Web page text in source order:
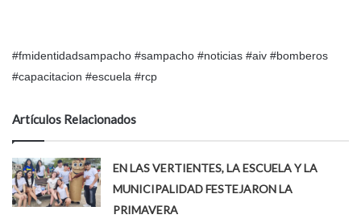
#fmidentidadsampacho #sampacho #noticias #aiv #bomberos
#capacitacion #escuela #rcp
Artículos Relacionados
EN LAS VERTIENTES, LA ESCUELA Y LA
MUNICIPALIDAD FESTEJARON LA
PRIMAVERA